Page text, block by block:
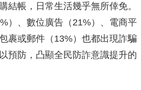
結帳，日常生活幾乎無所倖免。
）、數位廣告（21%）、電商平
裹或郵件（13%）也都出現詐騙
預防，凸顯全民防詐意識提升的